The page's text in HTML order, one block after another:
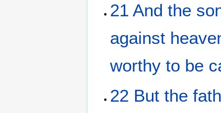
21 And the
against
worthy to be
22 But the